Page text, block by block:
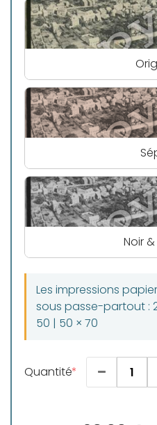
Noir
Les impressions
sous passe-partout :
50 | 50 × 70
Quantité